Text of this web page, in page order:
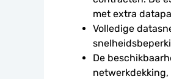
met extra
Volledige
De